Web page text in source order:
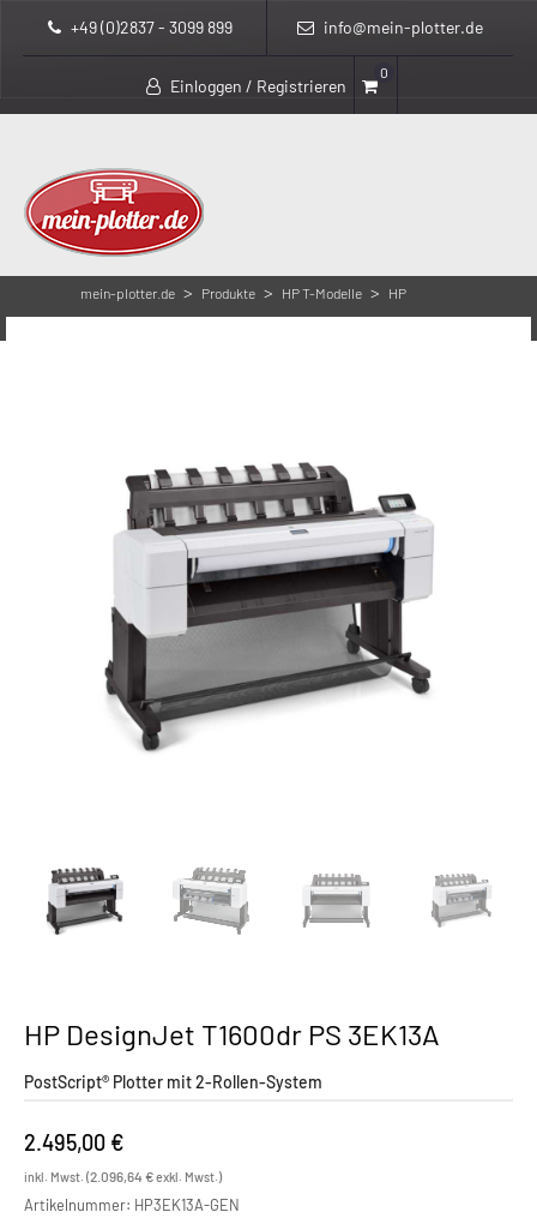
+49 (0)2837 - 3099 899 info@mein-plotter.de
Einloggen / Registrieren
0
mein-plotter.de > Produkte > HP T-Modelle >
HP
>
HP DesignJet T1600dr PS 3EK13A
PostScript® Plotter mit 2-Rollen-System
2.495,00 €
inkl. Mwst. (2.096,64 €exkl. Mwst.)
Artikelnummer: HP3EK13A-GEN